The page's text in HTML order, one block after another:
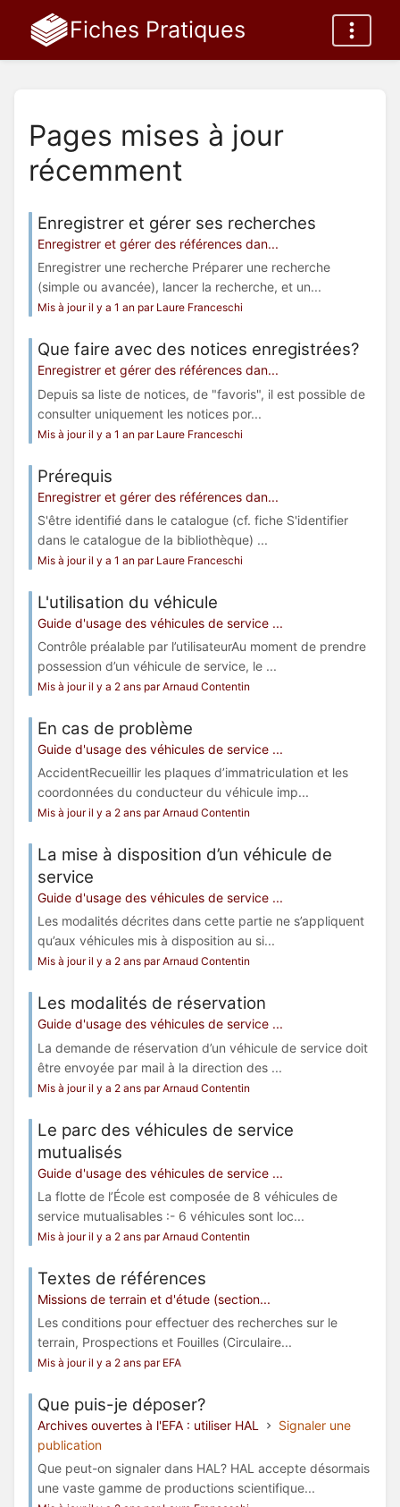
Fiches Pratiques
Pages mises à jour
récemment
Enregistrer et gérer ses recherches
Enregistrer et gérer des références dan...
Enregistrer une recherche Préparer une recherche
(simple ou avancée), lancer la recherche, et un...
Mis à jour il y a 1 an par Laure Franceschi
Que faire avec des notices enregistrées?
Enregistrer et gérer des références dan...
Depuis sa liste de notices, de "favoris", il est possible de
consulter uniquement les notices por...
Mis à jour il y a 1 an par Laure Franceschi
Prérequis
Enregistrer et gérer des références dan...
S'être identifié dans le catalogue (cf. fiche S'identifier
dans le catalogue de la bibliothèque) ...
Mis à jour il y a 1 an par Laure Franceschi
L'utilisation du véhicule
Guide d'usage des véhicules de service ...
Contrôle préalable par l’utilisateurAu moment de prendre
possession d’un véhicule de service, le ...
Mis à jour il y a 2 ans par Arnaud Contentin
En cas de problème
Guide d'usage des véhicules de service ...
AccidentRecueillir les plaques d’immatriculation et les
coordonnées du conducteur du véhicule imp...
Mis à jour il y a 2 ans par Arnaud Contentin
La mise à disposition d’un véhicule de
service
Guide d'usage des véhicules de service ...
Les modalités décrites dans cette partie ne s’appliquent
qu’aux véhicules mis à disposition au si...
Mis à jour il y a 2 ans par Arnaud Contentin
Les modalités de réservation
Guide d'usage des véhicules de service ...
La demande de réservation d’un véhicule de service doit
être envoyée par mail à la direction des ...
Mis à jour il y a 2 ans par Arnaud Contentin
Le parc des véhicules de service
mutualisés
Guide d'usage des véhicules de service ...
La flotte de l’École est composée de 8 véhicules de
service mutualisables :- 6 véhicules sont loc...
Mis à jour il y a 2 ans par Arnaud Contentin
Textes de références
Missions de terrain et d'étude (section...
Les conditions pour effectuer des recherches sur le
terrain, Prospections et Fouilles (Circulaire...
Mis à jour il y a 2 ans par EFA
Que puis-je déposer?
Archives ouvertes à l'EFA : utiliser HAL
Signaler une
publication
Que peut-on signaler dans HAL? HAL accepte désormais
une vaste gamme de productions scientifique...